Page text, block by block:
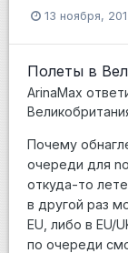
13 ноября,
Полеты в
ArinaMax
Почему
очереди для
откуда-то
в другой раз
EU, либо в EU/
по очереди